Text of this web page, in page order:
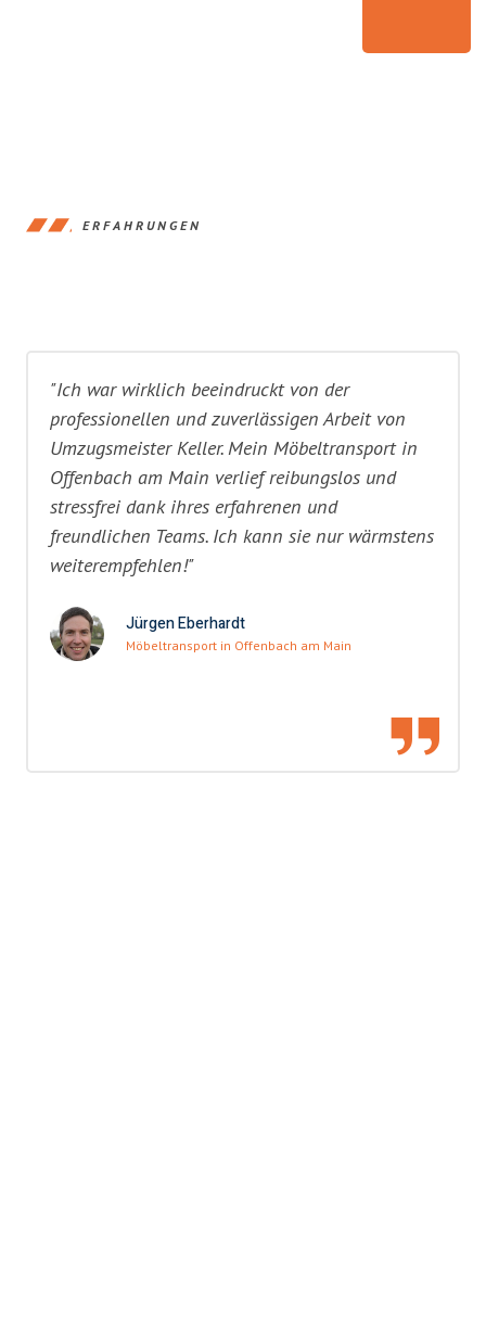
ERFAHRUNGEN
"Ich war wirklich beeindruckt von der
professionellen und zuverlässigen Arbeit von
Umzugsmeister Keller. Mein Möbeltransport in
Offenbach am Main verlief reibungslos und
stressfrei dank ihres erfahrenen und
freundlichen Teams. Ich kann sie nur wärmstens
weiterempfehlen!"
Jürgen Eberhardt
Möbeltransport in Offenbach am Main